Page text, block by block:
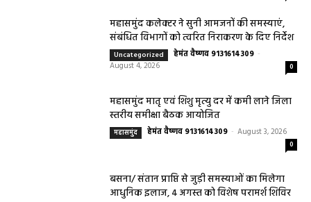
महासमुंद कलेक्टर ने सुनी आमजनों की समस्याएं,
संबंधित विभागों को त्वरित निराकरण के दिए निर्देश
Uncategorized हेमंत वैष्णव 9131614309 -
August 4, 2026
0
महासमुंद मातृ एवं शिशु मृत्यु दर में कमी लाने जिला
स्तरीय समीक्षा बैठक आयोजित
महासमुंद हेमंत वैष्णव 9131614309 - August 3, 2026
0
बसना/ संतान प्राप्ति से जुड़ी समस्याओं का मिलेगा
आधुनिक इलाज, 4 अगस्त को विशेष परामर्श शिविर